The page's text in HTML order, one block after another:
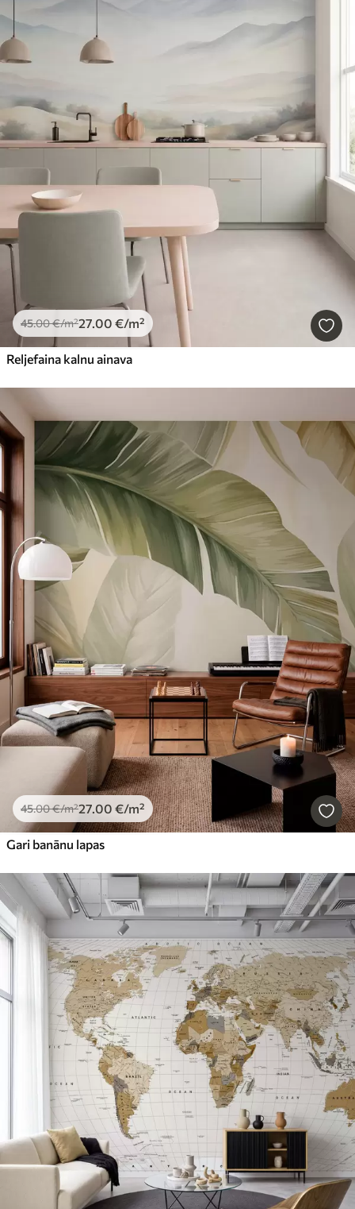
45.00€/m²27 .00 €/m²
Reljefaina kalnu ainava
45.00€/m²27 .00 €/m²
Gari banānu lapas